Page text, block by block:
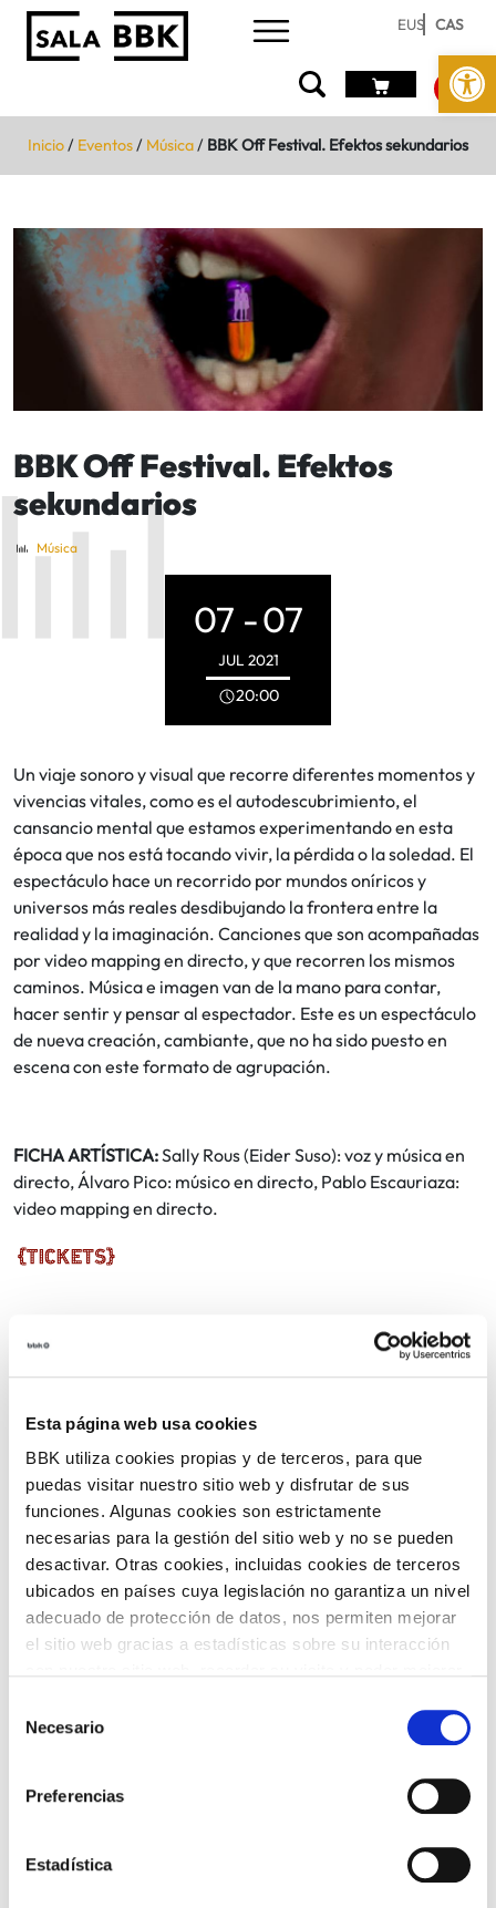
Esta página web usa cookies
BBK utiliza cookies propias y de terceros, para que
puedas visitar nuestro sitio web y disfrutar de sus
funciones. Algunas cookies son estrictamente
necesarias para la gestión del sitio web y no se pueden
desactivar. Otras cookies, incluidas cookies de terceros
ubicados en países cuya legislación no garantiza un nivel
adecuado de protección de datos, nos permiten mejorar
el sitio web gracias a estadísticas sobre su interacción
el uso que haga del sitio web con nuestros partners de
información que les haya proporcionado o que hayan
recopilado a partir del uso que haya hecho de sus
preferencias.
Necesario
Preferencias
Estadística
Abrir
EUS CAS
Inicio/ Eventos/ Música/ BBK Off Festival. Efektos sekundarios
BBK Off Festival. Efektos
sekundarios
Música
07 -07
JUL 2021
20:00
Un viaje sonoro y visual que recorre diferentes momentos y
vivencias vitales, como es el autodescubrimiento, el
cansancio mental que estamos experimentando en esta
época que nos está tocando vivir, la pérdida o la soledad. El
espectáculo hace un recorrido por mundos oníricos y
universos más reales desdibujando la frontera entre la
realidad y la imaginación. Canciones que son acompañadas
por video mapping en directo, y que recorren los mismos
caminos. Música e imagen van de la mano para contar,
hacer sentir y pensar al espectador. Este es un espectáculo
de nueva creación, cambiante, que no ha sido puesto en
escena con este formato de agrupación.
FICHA ARTÍSTICA:Sally Rous (Eider Suso): voz y música en
directo, Álvaro Pico: músico en directo, Pablo Escauriaza:
video mapping en directo.
Gratis
VOLVER
TEMÁTICAS
FOTOGRAFÍA